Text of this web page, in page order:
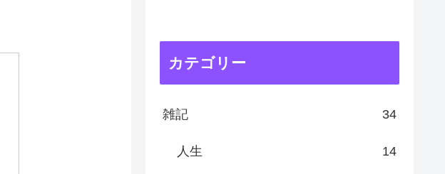
カテゴリー
雑記 34
人生 14